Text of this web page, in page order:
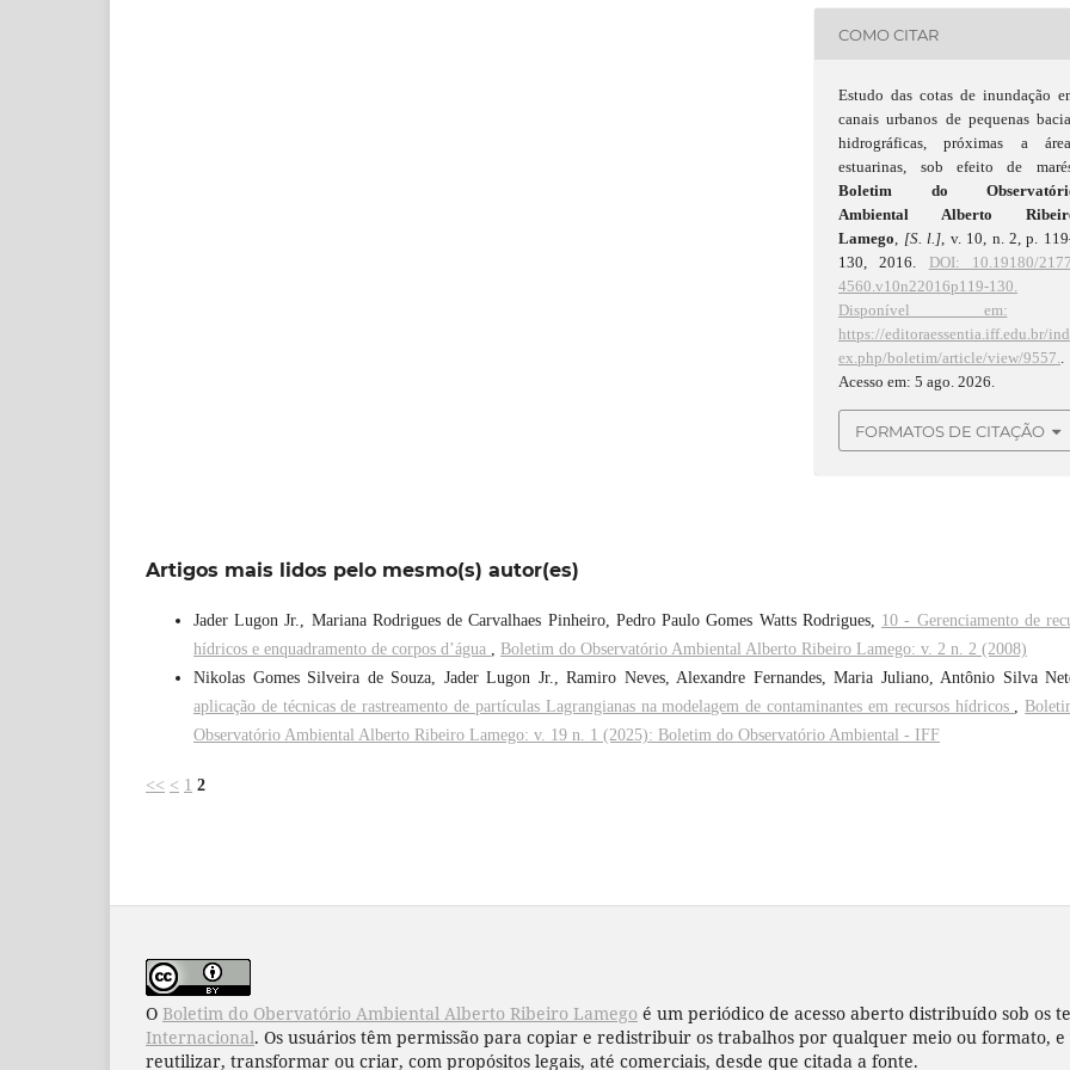
COMO CITAR
Estudo das cotas de inundação
canais urbanos de pequenas
hidrográficas, próximas a
estuarinas, sob efeito de
Boletim do
Ambiental Alberto
Lamego, [S. l.], v. 10, n. 2, p.
130, 2016. DOI: 10.19180/
4560.v10n22016p119-130.
Disponível em:
https://editoraessentia.iff.edu.br/ind
ex.php/boletim/article/view/9557..
Acesso em: 5 ago. 2026.
FORMATOS DE CITAÇÃO
Artigos mais lidos pelo mesmo(s) autor(es)
Jader Lugon Jr., Mariana Rodrigues de Carvalhaes Pinheiro, Pedro Paulo Gomes Watts Rodrigues, 10 - Gerenciamento de
hídricos e enquadramento de corpos d’água
Boletim do Observatório Ambiental Alberto Ribeiro Lamego: v. 2 n. 2 (2008)
Nikolas Gomes Silveira de Souza, Jader Lugon Jr., Ramiro Neves, Alexandre Fernandes, Maria Juliano, Antônio Silva
aplicação de técnicas de rastreamento de partículas Lagrangianas na modelagem de contaminantes em recursos hídricos
Observatório Ambiental Alberto Ribeiro Lamego: v. 19 n. 1 (2025): Boletim do Observatório Ambiental - IFF
<< < 1 2
O Boletim do Obervatório Ambiental Alberto Ribeiro Lamego é um periódico de acesso aberto distribuído sob os
Internacional. Os usuários têm permissão para copiar e redistribuir os trabalhos por qualquer meio ou formato,
reutilizar, transformar ou criar, com propósitos legais, até comerciais, desde que citada a fonte.